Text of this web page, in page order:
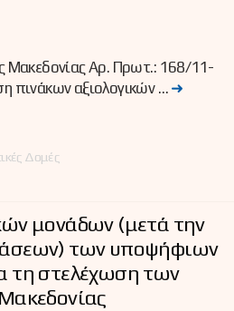
Μακεδονίας Αρ. Πρωτ.: 168/11-
πινάκων αξιολογικών … ➜
Δομές
μονάδων (μετά την
των υποψήφιων
τη στελέχωση των